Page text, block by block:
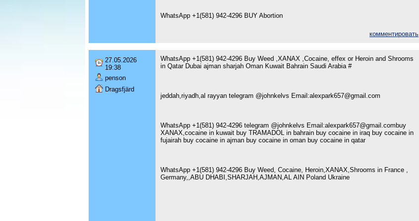
WhatsApp +1(581) 942-4296 BUY Abortion
комментировать
27.05.2026
19:38
penson
Dragsfjärd
WhatsApp +1(581) 942-4296 Buy Weed ,XANAX ,Cocaine, effex or Heroin and Shrooms
in Qatar Dubai ajman sharjah Oman Kuwait Bahrain Saudi Arabia #
jeddah,riyadh,al rayyan telegram @johnkelvs Email:alexpark657@gmail.com
WhatsApp +1(581) 942-4296 telegram @johnkelvs Email:alexpark657@gmail.combuy
XANAX,cocaine in kuwait buy TRAMADOL in bahrain buy cocaine in iraq buy cocaine in
fujairah buy cocaine in ajman buy cocaine in oman buy cocaine in qatar
WhatsApp +1(581) 942-4296 Buy Weed, Cocaine, Heroin,XANAX,Shrooms in France ,
Germany,,ABU DHABI,SHARJAH,AJMAN,AL AIN Poland Ukraine